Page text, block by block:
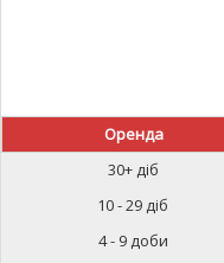
Оренда
30+ діб
10 - 29 діб
4 - 9 доби